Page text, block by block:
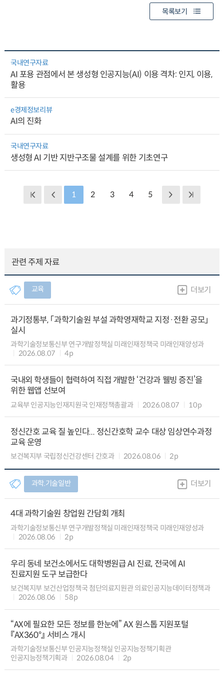
목록보기
국내연구자료
AI 포용 관점에서 본 생성형 인공지능(AI) 이용 격차: 인지, 이용,
활용
e경제정보리뷰
AI의 진화
국내연구자료
생성형 AI 기반 지반구조물 설계를 위한 기초연구
1 2 3 4 5
관련 주제 자료
교육 더보기
과기정통부, 「과학기술원 부설 과학영재학교 지정·전환 공모」
실시
과학기술정보통신부 연구개발정책실 미래인재정책국 미래인재양성과
2026.08.07
4p
국내외 학생들이 협력하여 직접 개발한 ‘건강과 웰빙 증진’을
위한 웹앱 선보여
교육부 인공지능인재지원국 인재정책총괄과 2026.08.07 10p
정신간호 교육 질 높인다... 정신간호학 교수 대상 임상연수과정
교육 운영
보건복지부 국립정신건강센터 간호과 2026.08.06 2p
과학.기술일반 더보기
4대 과학기술원 창업원 간담회 개최
과학기술정보통신부 연구개발정책실 미래인재정책국 미래인재양성과
2026.08.06
2p
우리 동네 보건소에서도 대학병원급 AI 진료, 전국에 AI
진료지원 도구 보급한다
보건복지부 보건산업정책국 첨단의료지원관 의료인공지능데이터정책과
2026.08.06
58p
“AX에 필요한 모든 정보를 한눈에” AX 원스톱 지원포털
『AX360°』 서비스 개시
과학기술정보통신부 인공지능정책실 인공지능정책기획관
인공지능정책기획과
2026.08.04 2p